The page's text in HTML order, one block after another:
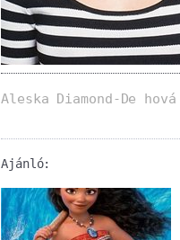
Aleska Diamond-De
Ajánló: